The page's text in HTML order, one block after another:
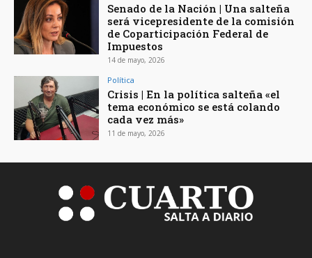
Senado de la Nación | Una salteña
será vicepresidente de la comisión
de Coparticipación Federal de
Impuestos
14 de mayo, 2026
Política
Crisis | En la política salteña «el
tema económico se está colando
cada vez más»
11 de mayo, 2026